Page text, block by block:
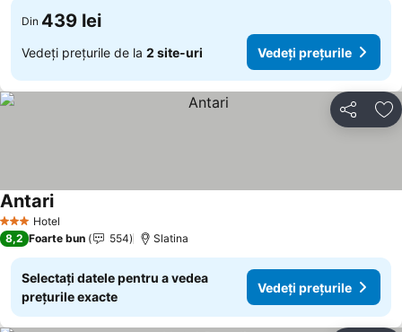
Din 439 lei
Vedeți prețurile de la 2 site-uri Vedeți prețurile
Distribuiți
3 SteleHotel
Antari
8,2 Foarte bun 554 Slatina
Selectați datele pentru a vedea
prețurile exacte
Vedeți prețurile